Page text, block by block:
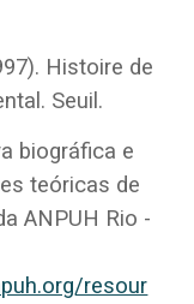
Histoire de
Seuil.
biográfica e
teóricas de
ANPUH Rio -
resour